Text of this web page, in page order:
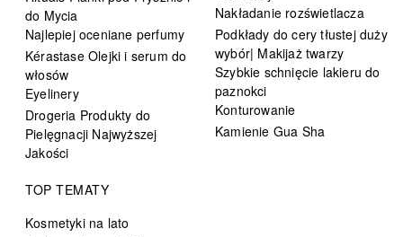
do Mycia
Najlepiej oceniane perfumy
Kérastase Olejki i serum do
włosów
Eyelinery
Drogeria Produkty do
Pielęgnacji Najwyższej
Jakości
Nakładanie rozświetlacza
Podkłady do cery tłustej duży
wybór| Makijaż twarzy
Szybkie schnięcie lakieru do
paznokci
Konturowanie
Kamienie Gua Sha
TOP TEMATY
Kosmetyki na lato